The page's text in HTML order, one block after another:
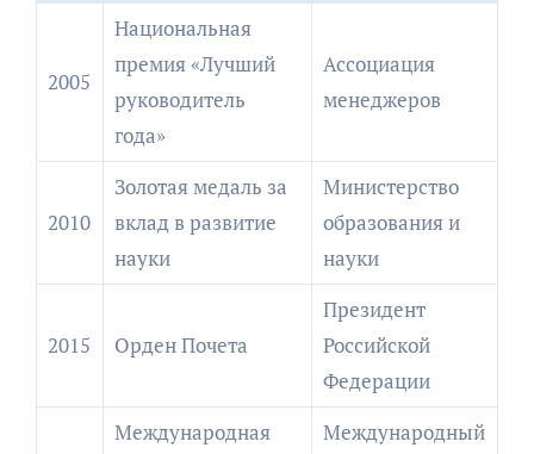
2005
Национальная
премия «Лучший
руководитель
года»
Ассоциация
менеджеров
2010
Золотая медаль за
вклад в развитие
науки
Министерство
образования и
науки
2015 Орден Почета
Президент
Российской
Федерации
Международная
Международный